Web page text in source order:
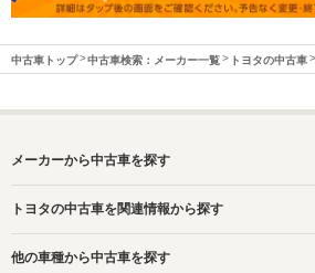
中古車トップ 中古車検索：メーカー一覧 トヨタの中古車
メーカーから中古車を探す
トヨタの中古車を関連情報から探す
他の車種から中古車を探す